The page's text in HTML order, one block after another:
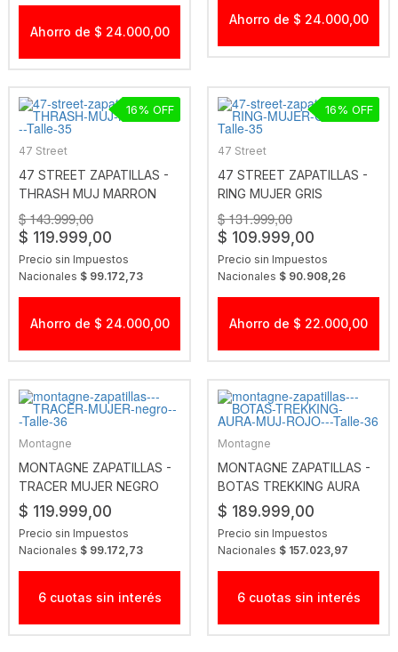
Ahorro de $ 24.000,00
Ahorro de $ 24.000,00
47 Street
47 STREET ZAPATILLAS -
THRASH MUJ MARRON
$ 143.999,00
$ 119.999,00
Precio sin Impuestos
Nacionales $ 99.172,73
16
Ahorro de $ 24.000,00
47 Street
47 STREET ZAPATILLAS -
RING MUJER GRIS
$ 131.999,00
$ 109.999,00
Precio sin Impuestos
Nacionales $ 90.908,26
16
Ahorro de $ 22.000,00
Montagne
MONTAGNE ZAPATILLAS -
TRACER MUJER NEGRO
$ 119.999,00
Precio sin Impuestos
Nacionales $ 99.172,73
6 cuotas sin interés
Montagne
MONTAGNE ZAPATILLAS -
BOTAS TREKKING AURA
MUJ ROJO
$ 189.999,00
Precio sin Impuestos
Nacionales $ 157.023,97
6 cuotas sin interés